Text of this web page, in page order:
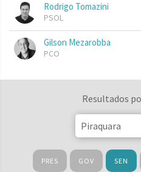
Rodrigo Tomazini
PSOL
Gilson Mezarobba
PCO
Resultados
PRES GOV SEN